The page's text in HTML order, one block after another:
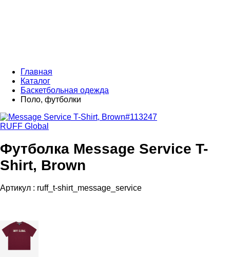
Главная
Каталог
Баскетбольная одежда
Поло, футболки
RUFF Global
Футболка Message Service T-
Shirt, Brown
Артикул : ruff_t-shirt_message_service